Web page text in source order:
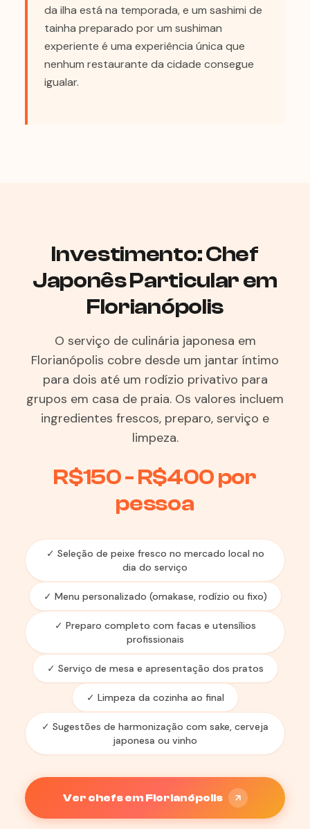
da ilha está na temporada, e um sashimi de
tainha preparado por um sushiman
experiente é uma experiência única que
nenhum restaurante da cidade consegue
igualar.
Investimento: Chef
Japonês Particular em
Florianópolis
O serviço de culinária japonesa em
Florianópolis cobre desde um jantar íntimo
para dois até um rodízio privativo para
grupos em casa de praia. Os valores incluem
ingredientes frescos, preparo, serviço e
limpeza.
R$150 - R$400 por
pessoa
✓ Seleção de peixe fresco no mercado local no
dia do serviço
✓ Menu personalizado (omakase, rodízio ou fixo)
✓ Preparo completo com facas e utensílios
profissionais
✓ Serviço de mesa e apresentação dos pratos
✓ Limpeza da cozinha ao final
✓ Sugestões de harmonização com sake, cerveja
japonesa ou vinho
Ver chefs em Florianópolis